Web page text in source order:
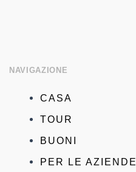
NAVIGAZIONE
Menu
CASA
TOUR
BUONI
PER LE AZIENDE